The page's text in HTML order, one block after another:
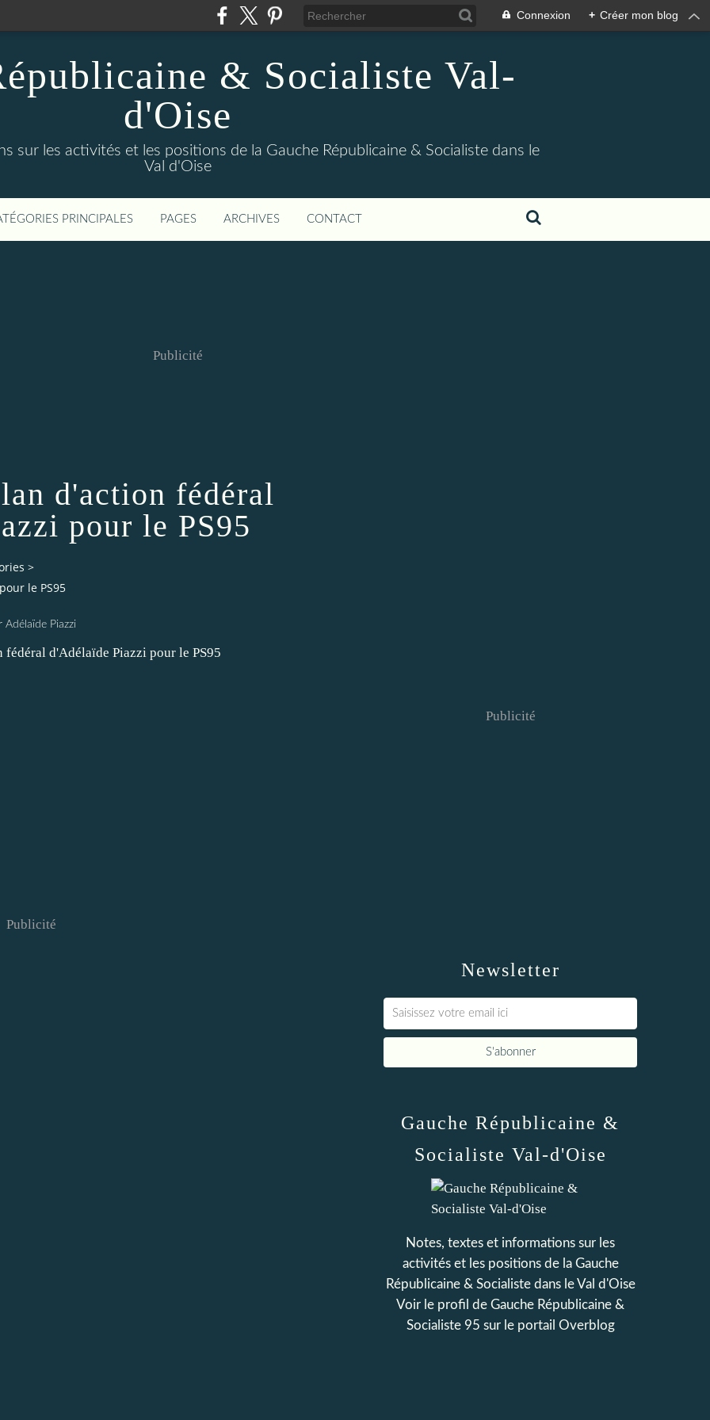
Connexion + Créer mon blog
& Socialiste Val-
d'Oise
sur les activités et les positions de la Gauche Républicaine & Socialiste dans le
Val d'Oise
PRINCIPALES PAGES ARCHIVES CONTACT
Publicité
d'action fédéral
pour le PS95
>
le PS95
Adélaïde Piazzi
Publicité
Newsletter
Publicité
Gauche Républicaine &
Socialiste Val-d'Oise
Notes, textes et informations sur les
activités et les positions de la Gauche
Républicaine & Socialiste dans le Val d'Oise
Voir le profil de Gauche Républicaine &
Socialiste 95 sur le portail Overblog